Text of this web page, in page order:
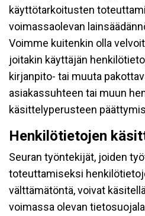
käyttötarkoitusten
voimassaolevan
Voimme kuitenkin olla
joitakin käyttäjän
kirjanpito- tai muuta
asiakassuhteen tai muun
käsittelyperusteen
Henkilötietojen
Seuran työntekijät, joiden
toteuttamiseksi
välttämätöntä, voivat
voimassa olevan